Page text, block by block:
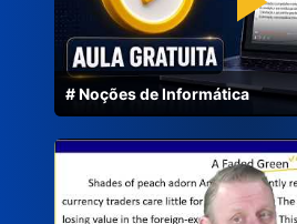
# Noções de Informática